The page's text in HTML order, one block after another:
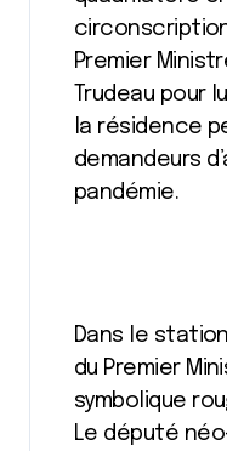
Premier
Trudeau pour
la résidence
demandeurs
pandémie.
Dans le
du Premier
symbolique
Le député